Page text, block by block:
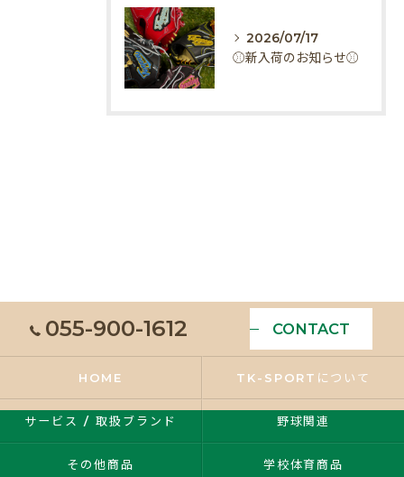
2026/07/17
⚾️新入荷のお知らせ⚾️
055-900-1612 CONTACT
HOME TK-SPORTについて
サービス / 取扱ブランド 野球関連
その他商品 学校体育商品